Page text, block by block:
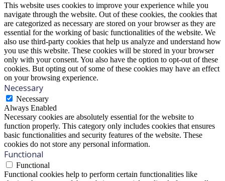
This website uses cookies to improve your experience while you
navigate through the website. Out of these cookies, the cookies that
are categorized as necessary are stored on your browser as they are
essential for the working of basic functionalities of the website. We
also use third-party cookies that help us analyze and understand how
you use this website. These cookies will be stored in your browser
only with your consent. You also have the option to opt-out of these
cookies. But opting out of some of these cookies may have an effect
on your browsing experience.
Necessary
Necessary
Always Enabled
Necessary cookies are absolutely essential for the website to
function properly. This category only includes cookies that ensures
basic functionalities and security features of the website. These
cookies do not store any personal information.
Functional
Functional
Functional cookies help to perform certain functionalities like